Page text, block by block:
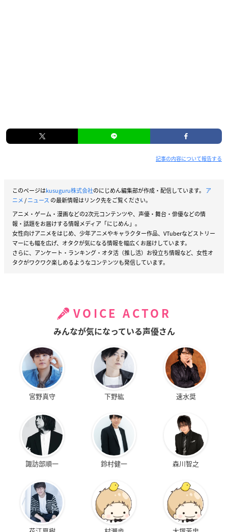
記事の内容について報告する
このページはkusuguru株式会社のにじめん編集部が作成・配信しています。 ア
ニメ/ニュース の最新情報はリンク先をご覧ください。
アニメ・ゲーム・漫画などの2次元コンテンツや、声優・舞台・俳優などの情
報・話題をお届けする情報メディア「にじめん」。
女性向けアニメをはじめ、少年アニメやキャラクター作品、VTuberなどストリー
マーにも幅を広げ、オタクが気になる情報を幅広くお届けしています。
さらに、アンケート・ランキング・オタ活（推し活）お役立ち情報など、女性オ
タクがワクワク楽しめるようなコンテンツも発信しています。
VOICE ACTOR
みんなが気になっている声優さん
宮野真守 下野紘 速水奨
諏訪部順一 鈴村健一 森川智之